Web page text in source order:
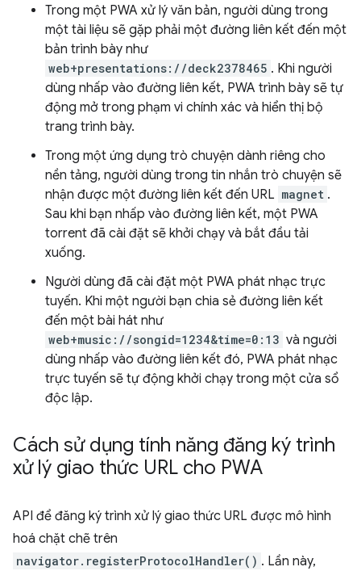
Trong một PWA xử lý văn bản, người dùng trong
một tài liệu sẽ gặp phải một đường liên kết đến một
bản trình bày như
web+presentations://deck2378465 . Khi người
dùng nhấp vào đường liên kết, PWA trình bày sẽ tự
động mở trong phạm vi chính xác và hiển thị bộ
trang trình bày.
Trong một ứng dụng trò chuyện dành riêng cho
nền tảng, người dùng trong tin nhắn trò chuyện sẽ
nhận được một đường liên kết đến URL magnet .
Sau khi bạn nhấp vào đường liên kết, một PWA
torrent đã cài đặt sẽ khởi chạy và bắt đầu tải
xuống.
Người dùng đã cài đặt một PWA phát nhạc trực
tuyến. Khi một người bạn chia sẻ đường liên kết
đến một bài hát như
web+music://songid=1234&time=0:13 và người
dùng nhấp vào đường liên kết đó, PWA phát nhạc
trực tuyến sẽ tự động khởi chạy trong một cửa sổ
độc lập.
Cách sử dụng tính năng đăng ký trình
xử lý giao thức URL cho PWA
API để đăng ký trình xử lý giao thức URL được mô hình
hoá chặt chẽ trên
navigator.registerProtocolHandler() . Lần này,